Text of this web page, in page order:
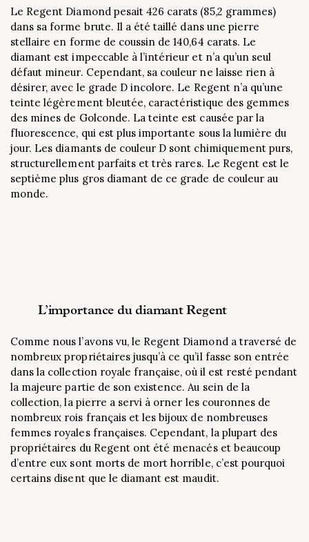
Le Regent Diamond pesait 426 carats (85,2 grammes)
dans sa forme brute. Il a été taillé dans une pierre
stellaire en forme de coussin de 140,64 carats. Le
diamant est impeccable à l’intérieur et n’a qu’un seul
défaut mineur. Cependant, sa couleur ne laisse rien à
désirer, avec le grade D incolore. Le Regent n’a qu’une
teinte légèrement bleutée, caractéristique des gemmes
des mines de Golconde. La teinte est causée par la
fluorescence, qui est plus importante sous la lumière du
jour. Les diamants de couleur D sont chimiquement purs,
structurellement parfaits et très rares. Le Regent est le
septième plus gros diamant de ce grade de couleur au
monde.
L’importance du diamant Regent
Comme nous l’avons vu, le Regent Diamond a traversé de
nombreux propriétaires jusqu’à ce qu’il fasse son entrée
dans la collection royale française, où il est resté pendant
la majeure partie de son existence. Au sein de la
collection, la pierre a servi à orner les couronnes de
nombreux rois français et les bijoux de nombreuses
femmes royales françaises. Cependant, la plupart des
propriétaires du Regent ont été menacés et beaucoup
d’entre eux sont morts de mort horrible, c’est pourquoi
certains disent que le diamant est maudit.